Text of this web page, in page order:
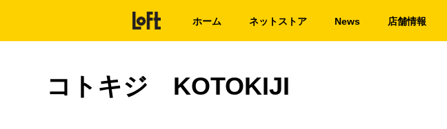
ホーム ネットストア News 店舗情報
コトキジ KOTOKIJI